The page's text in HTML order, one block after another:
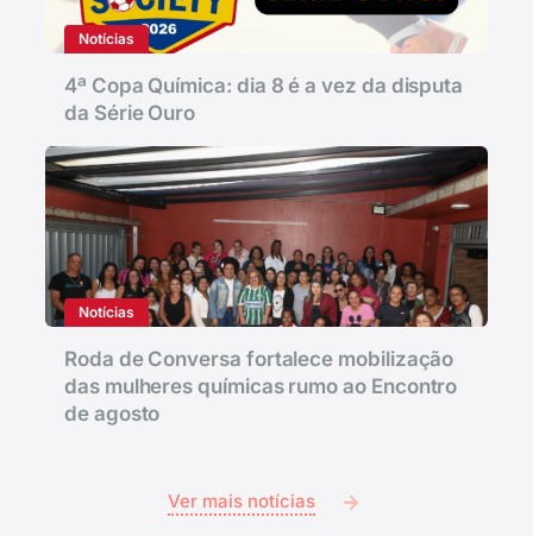
Notícias
4ª Copa Química: dia 8 é a vez da disputa
da Série Ouro
Notícias
Roda de Conversa fortalece mobilização
das mulheres químicas rumo ao Encontro
de agosto
Ver mais notícias